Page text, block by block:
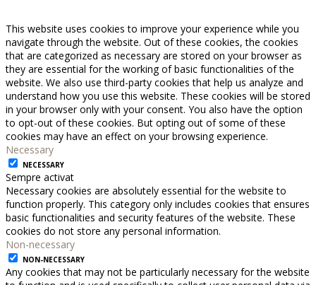
This website uses cookies to improve your experience while you
navigate through the website. Out of these cookies, the cookies
that are categorized as necessary are stored on your browser as
they are essential for the working of basic functionalities of the
website. We also use third-party cookies that help us analyze and
understand how you use this website. These cookies will be stored
in your browser only with your consent. You also have the option
to opt-out of these cookies. But opting out of some of these
cookies may have an effect on your browsing experience.
Necessary
NECESSARY
Sempre activat
Necessary cookies are absolutely essential for the website to
function properly. This category only includes cookies that ensures
basic functionalities and security features of the website. These
cookies do not store any personal information.
Non-necessary
NON-NECESSARY
Any cookies that may not be particularly necessary for the website